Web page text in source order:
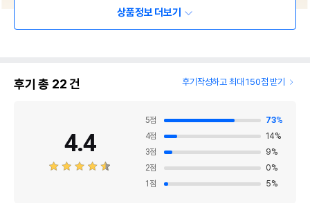
상품정보 더보기
후기 총 22건 후기작성하고 최대 150점 받기
4.4
5점 73%
4점 14%
3점 9%
2점 0%
1 점 5%